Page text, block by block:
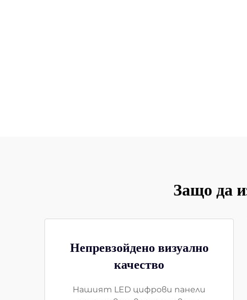
Защо да
Непревзойдено визуално
качество
Нашият LED цифрови панели